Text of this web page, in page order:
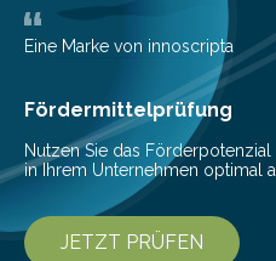
mit der sich Konten bei
Eine Marke von innoscripta
Fördermittelprüfung
Nutzen Sie das Förderpotenzial
in Ihrem Unternehmen optimal
JETZT PRÜFEN